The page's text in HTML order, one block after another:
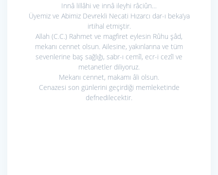
Innâ lillâhi ve innâ ileyhi râciûn…
Üyemiz ve Abimiz Devrekli Necati Hızarcı dar-ı beka’ya
irtihal etmiştir.
Allah (C.C.) Rahmet ve magfiret eylesin Rûhu şâd,
mekanı cennet olsun. Ailesine, yakınlarına ve tüm
sevenlerine baş sağlığı, sabr-ı cemîl, ecr-i cezîl ve
metanetler diliyoruz.
Mekanı cennet, makamı âli olsun.
Cenazesi son günlerini geçirdiği memleketinde
defnedilecektir.